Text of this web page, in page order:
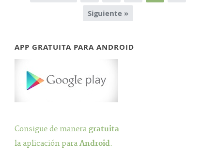
Siguiente »
APP GRATUITA PARA ANDROID
Consigue de manera gratuita
la aplicación para Android.